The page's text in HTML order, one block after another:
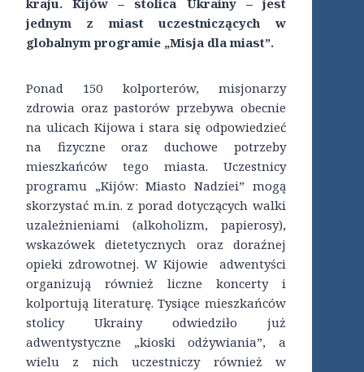
kraju. Kijów – stolica Ukrainy – jest
jednym z miast uczestniczących w
globalnym programie „Misja dla miast”.
Ponad 150 kolporterów, misjonarzy
zdrowia oraz pastorów przebywa obecnie
na ulicach Kijowa i stara się odpowiedzieć
na fizyczne oraz duchowe potrzeby
mieszkańców tego miasta. Uczestnicy
programu „Kijów: Miasto Nadziei” mogą
skorzystać m.in. z porad dotyczących walki
uzależnieniami (alkoholizm, papierosy),
wskazówek dietetycznych oraz doraźnej
opieki zdrowotnej. W Kijowie adwentyści
organizują również liczne koncerty i
kolportują literaturę. Tysiące mieszkańców
stolicy Ukrainy odwiedziło już
adwentystyczne „kioski odżywiania”, a
wielu z nich uczestniczy również w